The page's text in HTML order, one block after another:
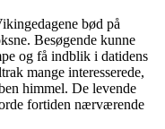
bød på
Besøgende kunne
og få indblik i datidens
mange interesserede,
himmel. De levende
fortiden nærværende